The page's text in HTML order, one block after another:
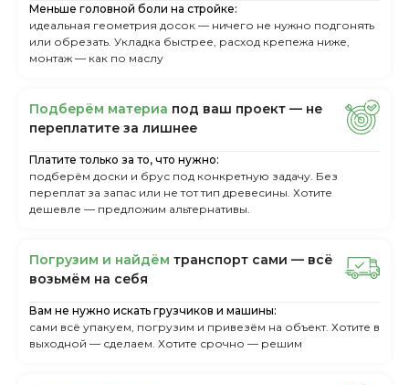
Меньше головной боли на стройке:
идеальная геометрия досок — ничего не нужно подгонять
или обрезать. Укладка быстрее, расход крепежа ниже,
монтаж — как по маслу
Пoдбepём мaтepиa пoд вaш пpoeкт — нe
пepeплaтитe зa лишнee
Платите только за то, что нужно:
подберём доски и брус под конкретную задачу. Без
переплат за запас или не тот тип древесины. Хотите
дешевле — предложим альтернативы.
Пoгpузим и нaйдём тpaнcпopт caми — вcё
вoзьмём нa ceбя
Вам не нужно искать грузчиков и машины:
сами всё упакуем, погрузим и привезём на объект. Хотите в
выходной — сделаем. Хотите срочно — решим